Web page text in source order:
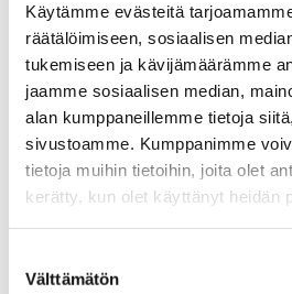
Käytämme evästeitä
räätälöimiseen, sosiaalisen
tukemiseen ja kävijämäärämme
jaamme sosiaalisen median,
alan kumppaneillemme tietoja
sivustoamme. Kumppanimme
tietoja muihin tietoihin, joita olet
kerätty, kun olet käyttänyt heidän
valinta
VälttämätönKoulutusmuoto